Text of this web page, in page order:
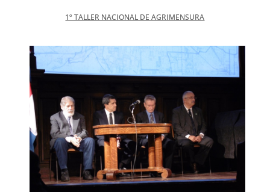
1º TALLER NACIONAL DE AGRIMENSURA